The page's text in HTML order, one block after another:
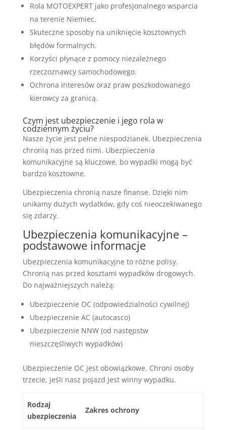
Rola MOTOEXPERT jako profesjonalnego wsparcia
na terenie Niemiec.
Skuteczne sposoby na uniknięcie kosztownych
błędów formalnych.
Korzyści płynące z pomocy niezależnego
rzeczoznawcy samochodowego.
Ochrona interesów oraz praw poszkodowanego
kierowcy za granicą.
Czym jest ubezpieczenie i jego rola w
codziennym życiu?
Nasze życie jest pełne niespodzianek. Ubezpieczenia
chronią nas przed nimi. Ubezpieczenia
komunikacyjne są kluczowe, bo wypadki mogą być
bardzo kosztowne.
Ubezpieczenia chronią nasze finanse. Dzięki nim
unikamy dużych wydatków, gdy coś nieoczekiwanego
się zdarzy.
Ubezpieczenia komunikacyjne –
podstawowe informacje
Ubezpieczenia komunikacyjne to różne polisy.
Chronią nas przed kosztami wypadków drogowych.
Do najważniejszych należą:
Ubezpieczenie OC (odpowiedzialności cywilnej)
Ubezpieczenie AC (autocasco)
Ubezpieczenie NNW (od następstw
nieszczęśliwych wypadków)
Ubezpieczenie OC jest obowiązkowe. Chroni osoby
trzecie, jeśli nasz pojazd jest winny wypadku.
Rodzaj
ubezpieczenia
Zakres ochrony